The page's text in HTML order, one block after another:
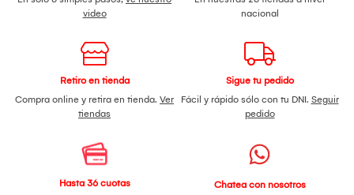
video
nacional
Retiro en tienda
Compra online y retira en tienda. Ver
tiendas
Sigue tu pedido
Fácil y rápido sólo con tu DNI. Seguir
pedido
Hasta 36 cuotas
Chatea con nosotros